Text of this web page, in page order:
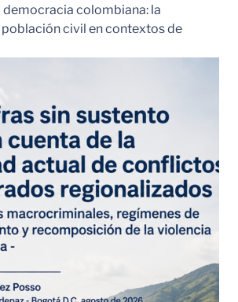
democracia colombiana: la
civil en contextos de